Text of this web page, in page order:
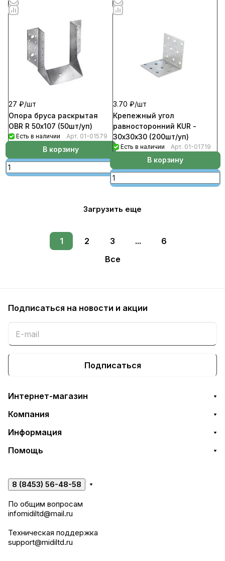
27 ₽/шт
Опора бруса раскрытая
OBR R 50х107 (50шт/уп)
Есть в наличии Арт. 01-01579
В корзину
3.70 ₽/шт
Крепежный угол
равносторонний KUR -
30х30х30 (200шт/уп)
Есть в наличии Арт. 01-01719
В корзину
Загрузить еще
1 2 3 ...
6
Все
Подписаться на новости и акции
Подписаться
Интернет-магазин
Компания
Информация
Помощь
8 (8453) 56-48-58
По общим вопросам
infomidiltd@mail.ru
Техническая поддержка
support@midiltd.ru